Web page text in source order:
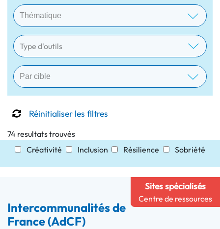
Type d'outils
Réinitialiser les filtres
74 resultats trouvés
Créativité
Inclusion Résilience Sobriété
Sites spécialisés
Centre de ressources
Intercommunalités de
France (AdCF)